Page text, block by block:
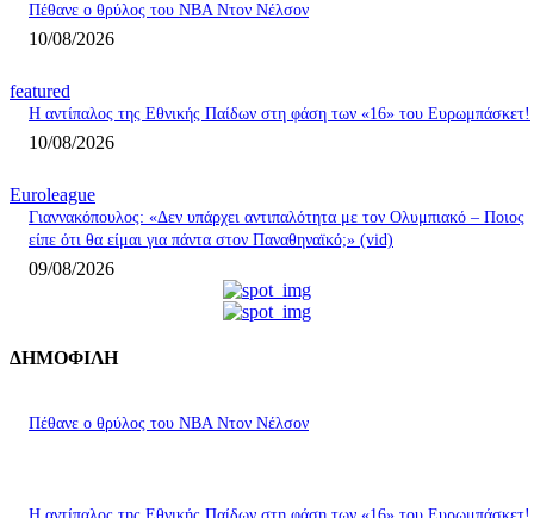
Πέθανε ο θρύλος του NBA Ντον Νέλσον
10/08/2026
featured
Η αντίπαλος της Εθνικής Παίδων στη φάση των «16» του Ευρωμπάσκετ!
10/08/2026
Euroleague
Γιαννακόπουλος: «Δεν υπάρχει αντιπαλότητα με τον Ολυμπιακό – Ποιος
είπε ότι θα είμαι για πάντα στον Παναθηναϊκό;» (vid)
09/08/2026
ΔΗΜΟΦΙΛΗ
Πέθανε ο θρύλος του NBA Ντον Νέλσον